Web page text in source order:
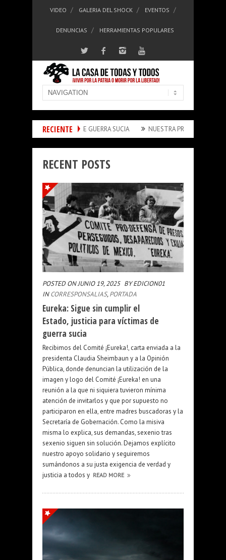
VIDEO GALERIA DEL SHOCK EVENTOS
DENUNCIAS HERRAMIENTAS POPULARES
RECIENTE
VÍCTIMAS DE GUERRA SUCIA NUESTRA PROPUESTA
RECENT POSTS
POSTED ON JUNIO 19, 2025 BY EDICION01
INCORRESPONSALIAS,PORTADA
Eureka: Sigue sin cumplir el
Estado, justicia para víctimas de
guerra sucia
Recibimos del Comité ¡Eureka!, carta enviada a la
presidenta Claudia Sheimbaun y a la Opinión
Pública, donde denuncian la utilización de la
imagen y logo del Comité ¡Eureka! en una
reunión a la que ni siquiera tuvieron mínima
atención de invitarlos y que por supuesto no
participaron en ella, entre madres buscadoras y la
Secretaría de Gobernación. Como la misiva
misma lo explica, sus demandas, sexenio tras
sexenio siguen sin solución. Dejamos explícito
nuestro apoyo solidario y seguiremos
sumándonos a su justa exigencia de verdad y
justicia a todos y READ MORE